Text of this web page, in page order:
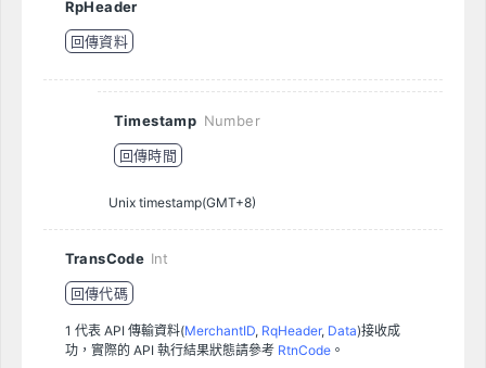
RpHeader
回傳資料
Timestamp Number
回傳時間
Unix timestamp(GMT+8)
TransCode Int
回傳代碼
1 代表 API 傳輸資料(MerchantID, RqHeader, Data)接收成
功，實際的 API 執行結果狀態請參考 RtnCode。